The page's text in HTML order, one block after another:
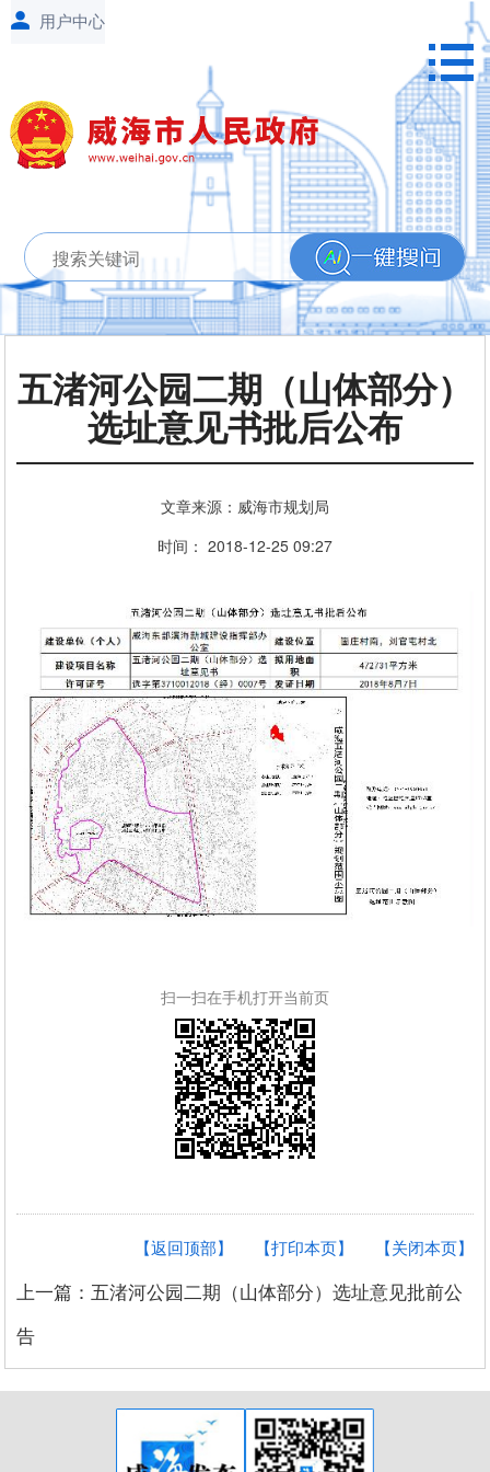
五渚河公园二期（山体部分）
选址意见书批后公布
文章来源：威海市规划局
时间： 2018-12-25 09:27
扫一扫在手机打开当前页
【关闭本页】
【打印本页】
【返回顶部】
上一篇：五渚河公园二期（山体部分）选址意见批前公
告